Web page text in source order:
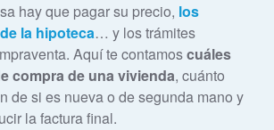
hay que pagar su precio, los
la hipoteca… y los trámites
Aquí te contamoscuáles
compra de una vivienda, cuánto
de si es nueva o de segunda mano y
la factura final.